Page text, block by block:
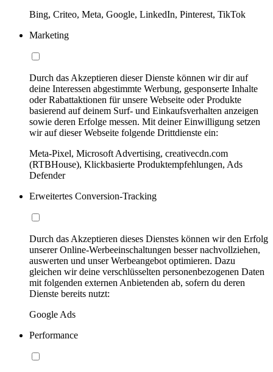
Bing, Criteo, Meta, Google, LinkedIn, Pinterest, TikTok
Marketing
Durch das Akzeptieren dieser Dienste können wir dir auf
deine Interessen abgestimmte Werbung, gesponserte Inhalte
oder Rabattaktionen für unsere Webseite oder Produkte
basierend auf deinem Surf- und Einkaufsverhalten anzeigen
sowie deren Erfolge messen. Mit deiner Einwilligung setzen
wir auf dieser Webseite folgende Drittdienste ein:
Meta-Pixel, Microsoft Advertising, creativecdn.com
(RTBHouse), Klickbasierte Produktempfehlungen, Ads
Defender
Erweitertes Conversion-Tracking
Durch das Akzeptieren dieses Dienstes können wir den Erfolg
unserer Online-Werbeeinschaltungen besser nachvollziehen,
auswerten und unser Werbeangebot optimieren. Dazu
gleichen wir deine verschlüsselten personenbezogenen Daten
mit folgenden externen Anbietenden ab, sofern du deren
Dienste bereits nutzt:
Google Ads
Performance